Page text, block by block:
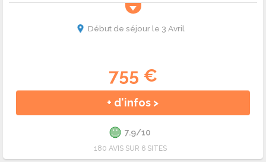
Début de séjour le 3 Avril
755 €
+ d'infos >
7.9/10
180 AVIS SUR 6 SITES